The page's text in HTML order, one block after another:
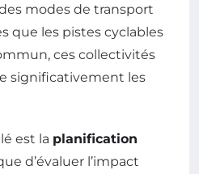
modes de transport
que les pistes cyclables
ces collectivités
significativement les
est la planification
d’évaluer l’impact